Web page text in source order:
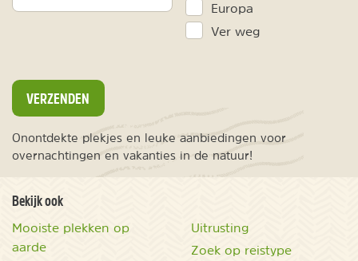
Europa
Ver weg
VERZENDEN
Onontdekte plekjes en leuke aanbiedingen voor
overnachtingen en vakanties in de natuur!
Bekijk ook
Mooiste plekken op
aarde
Uitrusting
Zoek op reistype